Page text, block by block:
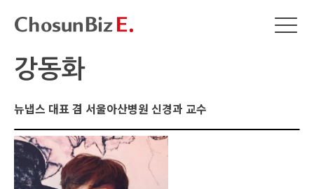
강동화
뉴냅스 대표 겸 서울아산병원 신경과 교수